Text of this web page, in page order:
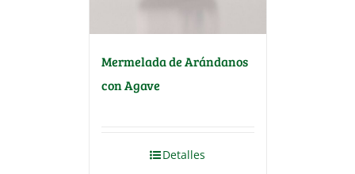
Mermelada de Arándanos
con Agave
Detalles